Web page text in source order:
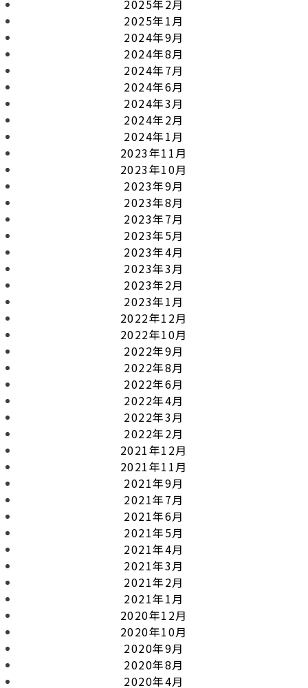
2025年2月
2025年1月
2024年9月
2024年8月
2024年7月
2024年6月
2024年3月
2024年2月
2024年1月
2023年11月
2023年10月
2023年9月
2023年8月
2023年7月
2023年5月
2023年4月
2023年3月
2023年2月
2023年1月
2022年12月
2022年10月
2022年9月
2022年8月
2022年6月
2022年4月
2022年3月
2022年2月
2021年12月
2021年11月
2021年9月
2021年7月
2021年6月
2021年5月
2021年4月
2021年3月
2021年2月
2021年1月
2020年12月
2020年10月
2020年9月
2020年8月
2020年4月